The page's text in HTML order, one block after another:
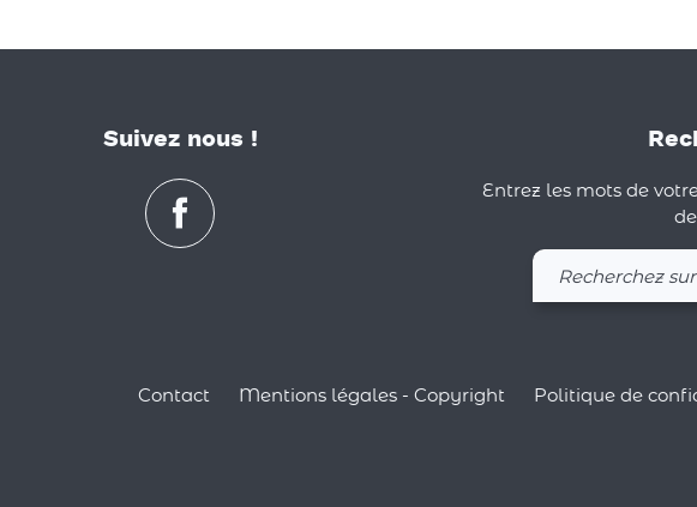
Suivez nous !
Entrez les mots de
Recherchez
sur
Contact Mentions légales - Copyright Politique de